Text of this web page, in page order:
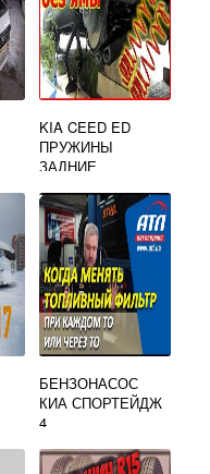
KIA CEED ED
ПРУЖИНЫ
ЗАДНИЕ
БЕНЗОНАСОС
КИА СПОРТЕЙДЖ
4